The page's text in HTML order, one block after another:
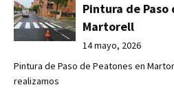
Pintura de Paso
Martorell
14 mayo, 2026
Pintura de Paso de Peatones en
realizamos